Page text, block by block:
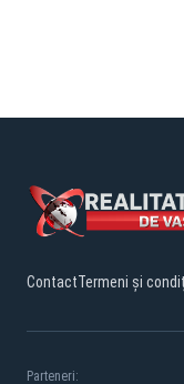
ContactTermeni și
Parteneri: